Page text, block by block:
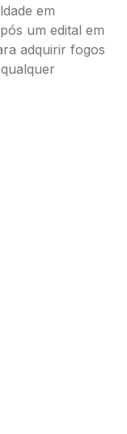
em
um edital em
adquirir fogos